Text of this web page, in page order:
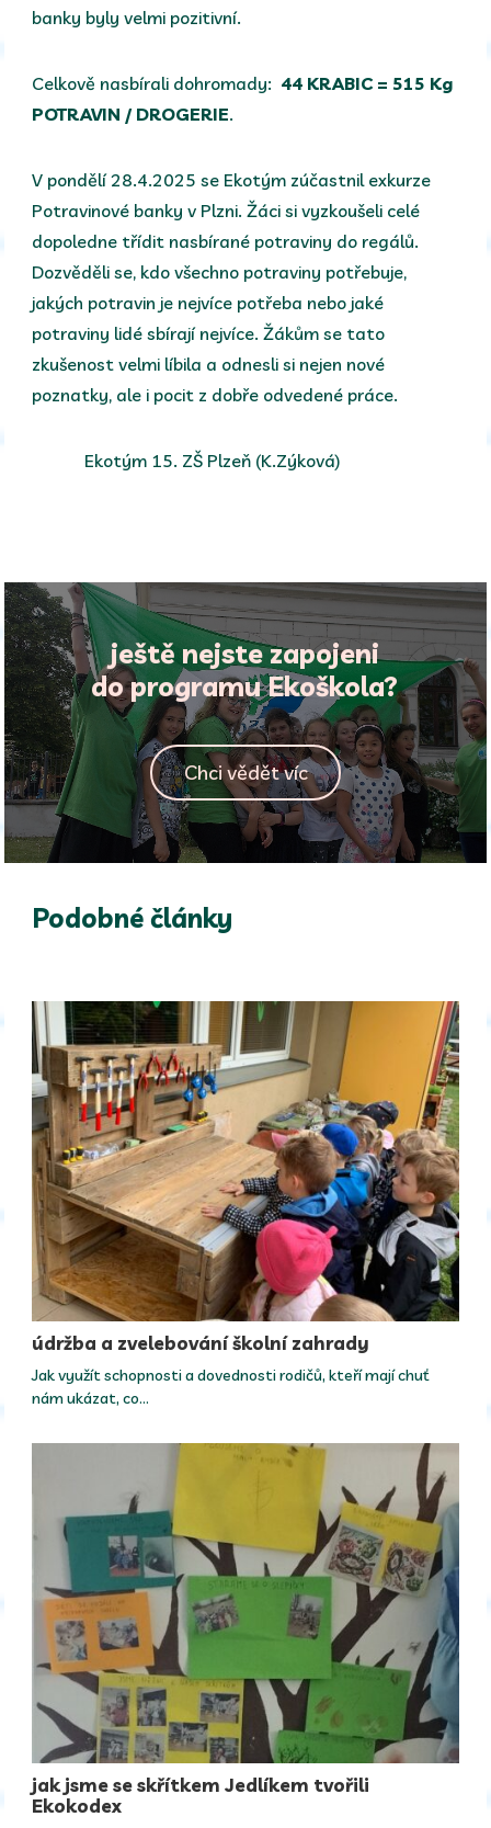
banky byly velmi pozitivní.
Celkově nasbírali dohromady: 44 KRABIC = 515 Kg
POTRAVIN / DROGERIE.
V pondělí 28.4.2025 se Ekotým zúčastnil exkurze
Potravinové banky v Plzni. Žáci si vyzkoušeli celé
dopoledne třídit nasbírané potraviny do regálů.
Dozvěděli se, kdo všechno potraviny potřebuje,
jakých potravin je nejvíce potřeba nebo jaké
potraviny lidé sbírají nejvíce. Žákům se tato
zkušenost velmi líbila a odnesli si nejen nové
poznatky, ale i pocit z dobře odvedené práce.
Ekotým 15. ZŠ Plzeň (K.Zýková)
ještě nejste zapojeni
do programu Ekoškola?
Chci vědět víc
Podobné články
údržba a zvelebování školní zahrady
Jak využít schopnosti a dovednosti rodičů, kteří mají chuť
nám ukázat, co…
jak jsme se skřítkem Jedlíkem tvořili
Ekokodex